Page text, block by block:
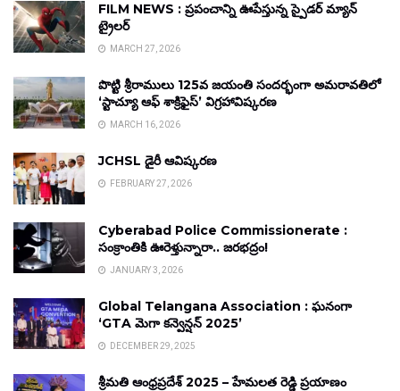
FILM NEWS : ప్రపంచాన్ని ఊపేస్తున్న స్పైడర్ మ్యాన్
ట్రైలర్
MARCH 27, 2026
పొట్టి శ్రీరాములు 125వ జయంతి సందర్భంగా అమరావతిలో
‘స్టాచ్యూ ఆఫ్ శాక్రిఫైస్’ విగ్రహావిష్కరణ
MARCH 16, 2026
JCHSL డైరీ ఆవిష్కరణ
FEBRUARY 27, 2026
Cyberabad Police Commissionerate :
సంక్రాంతికి ఊరెళ్తున్నారా.. జరభద్రం!
JANUARY 3, 2026
Global Telangana Association : ఘనంగా
‘GTA మెగా కన్వెన్షన్ 2025’
DECEMBER 29, 2025
శ్రీమతి ఆంధ్రప్రదేశ్ 2025 – హేమలత రెడ్డి ప్రయాణం